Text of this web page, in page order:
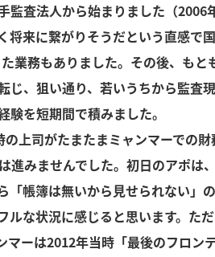
査法人から始まりました（
来に繋がりそうだという直感で
業務もありました。その後、も
、狙い通り、若いうちから監査
を短期間で積みました。
上司がたまたまミャンマーでの
みませんでした。初日のアポは
帳簿は無いから見せられない」
な状況に感じると思います。た
ーは2012年当時「最後のフロン